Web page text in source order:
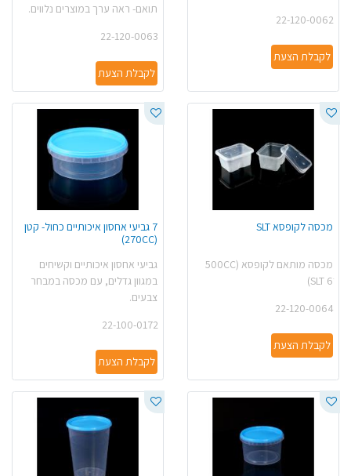
22-120-0062
לקבלת הצעת
תואם- ראה ערך במוצרים נלווים.
22-120-0063
לקבלת הצעת
מכסה לקופסא SLT
מכסה מותאם לקופסא (500CC
(SLT 6ׁ
22-120-0064
לקבלת הצעת
7 גביעי אחסון איכותיים כחול- קטן
(270CC)
גביעי אחסון איכותיים וקשיחים
במגוון גדלים, עם מכסה במבחר
צבעים.
22-100-0172
לקבלת הצעת